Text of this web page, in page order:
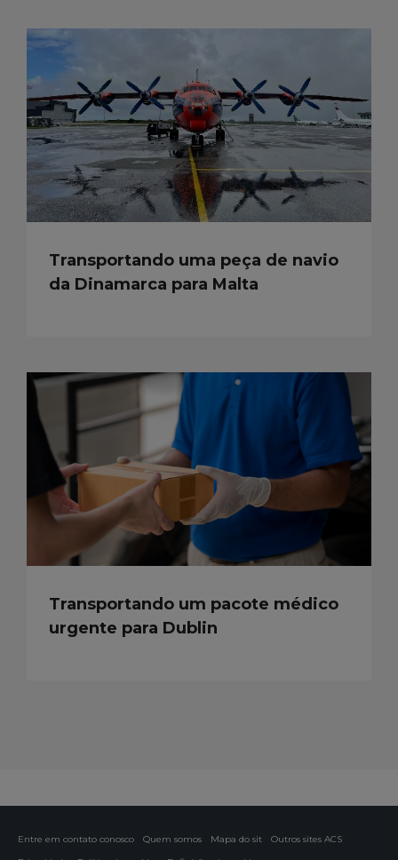
Transportando uma peça de navio
da Dinamarca para Malta
Transportando um pacote médico
urgente para Dublin
Entre em contato conosco Quem somos Mapa do sit
Outros sites ACS